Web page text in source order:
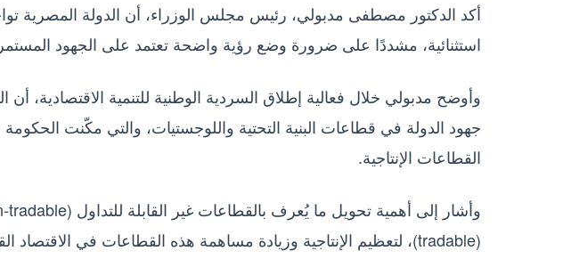
أكد الدكتور مصطفى مدبولي، رئيس مجلس الوزراء، أن الدولة
استثنائية، مشددًا على ضرورة وضع رؤية واضحة تعتمد على الجهود
وأوضح مدبولي خلال فعالية إطلاق السردية الوطنية للتنمية الاقتصادية،
جهود الدولة في قطاعات البنية التحتية واللوجستيات، والتي مكّنت
القطاعات الإنتاجية.
(tradable)، لتعظيم الإنتاجية وزيادة مساهمة هذه القطاعات في الاقتصاد القومي.